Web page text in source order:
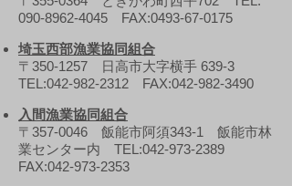
090-8962-4045
FAX:0493-67-0175
埼玉西部漁業協同組合
〒350-1257 日高市大字横手 639-3
TEL:042-982-2312 FAX:042-982-3490
入間漁業協同組合
〒357-0046 飯能市阿須343-1 飯能市林
業センター内 TEL:042-973-2389
FAX:042-973-2353